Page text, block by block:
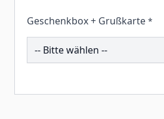
Geschenkbox + Grußkarte *
257652